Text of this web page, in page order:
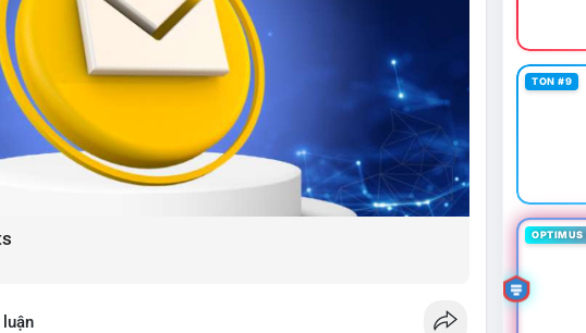
luận
TON #9
OPTIMUS